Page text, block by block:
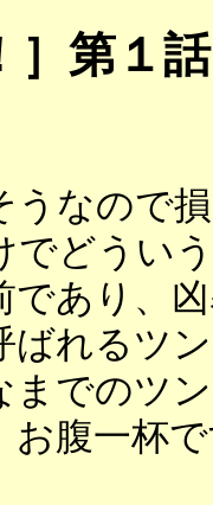
］第１話
うなので
でどうい
であり、
ばれるツ
までのツ
お腹一杯